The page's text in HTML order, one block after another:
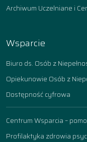
Archiwum Uczelniane i
Wsparcie
Biuro ds. Osób z
Opiekunowie Osób z
Dostępność cyfrowa
Centrum Wsparcia –
Profilaktyka zdrowia